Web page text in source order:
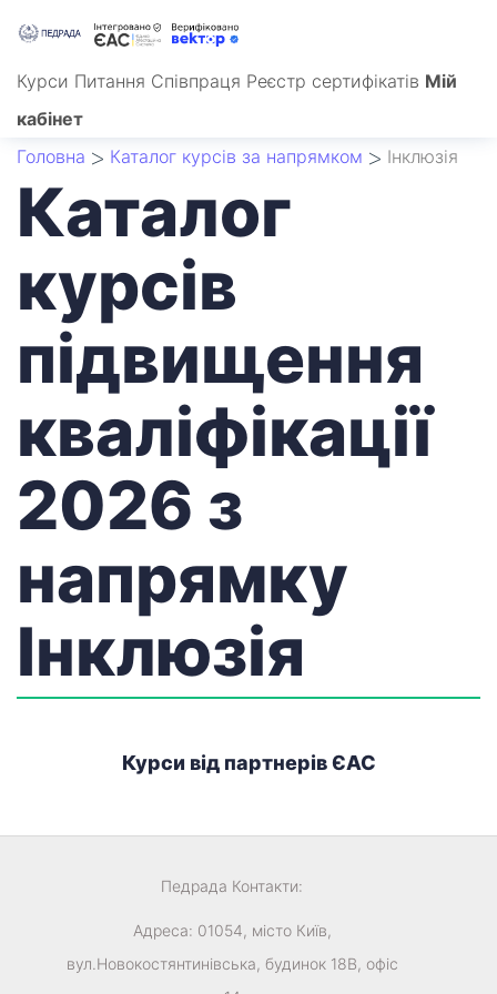
Курси Питання Співпраця Реєстр сертифікатів Мій
кабінет
Головна
Каталог курсів за напрямком Інклюзія
Каталог
курсів
підвищення
кваліфікації
2026 з
напрямку
Інклюзія
Курси від партнерів ЄАС
Педрада Контакти:
Адреса: 01054, місто Київ,
вул.Новокостянтинівська, будинок 18В, офіс